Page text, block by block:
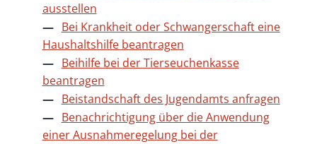
ausstellen
Bei Krankheit oder Schwangerschaft eine
Haushaltshilfe beantragen
Beihilfe bei der Tierseuchenkasse
beantragen
Beistandschaft des Jugendamts anfragen
Benachrichtigung über die Anwendung
einer Ausnahmeregelung bei der